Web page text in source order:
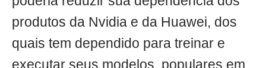
produtos da Nvidia e da Huawei, dos
quais tem dependido para treinar e
executar seus modelos, populares em